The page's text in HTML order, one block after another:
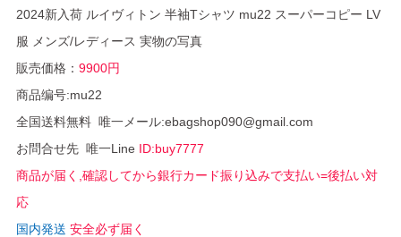
2024新入荷 ルイヴィトン 半袖Tシャツ mu22 スーパーコピー LV
服 メンズ/レディース 実物の写真
販売価格： 9900円
商品编号:mu22
全国送料無料 唯一メール:ebagshop090@gmail.com
お問合せ先 唯一Line ID:buy7777
商品が届く,確認してから銀行カード振り込みで支払い=後払い対
応
国内発送 安全必ず届く